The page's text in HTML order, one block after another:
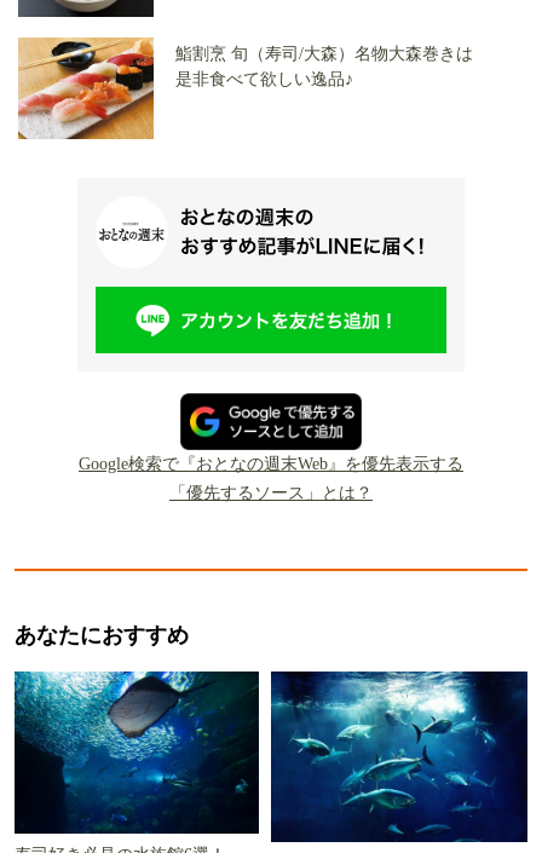
鮨割烹 旬（寿司/大森）名物大森巻きは
是非食べて欲しい逸品♪
Google検索で『おとなの週末Web』を優先表示する
「優先するソース」とは？
あなたにおすすめ